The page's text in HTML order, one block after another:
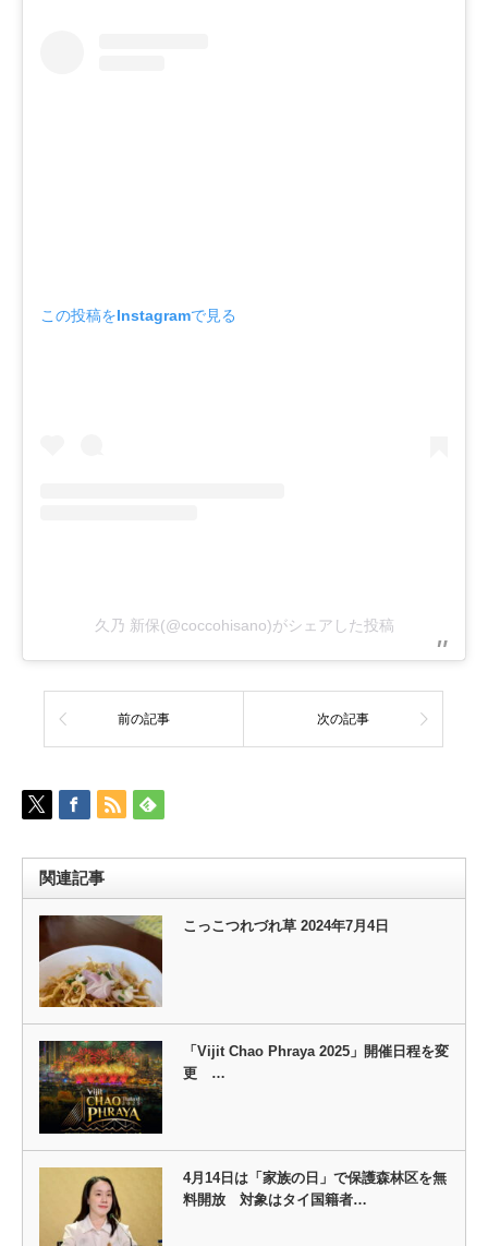
この投稿をInstagramで見る
久乃 新保(@coccohisano)がシェアした投稿
前の記事 次の記事
関連記事
こっこつれづれ草 2024年7月4日
「Vijit Chao Phraya 2025」開催日程を変
更 …
4月14日は「家族の日」で保護森林区を無
料開放 対象はタイ国籍者…